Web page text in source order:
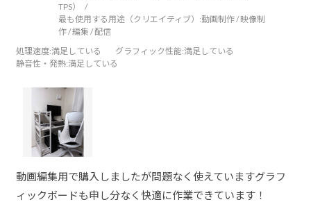
TPS）
最も使用する用途（クリエイティブ）:動画制作 / 映像制
作 / 編集 / 配信
処理速度:満足している グラフィック性能:満足している
静音性・発熱:満足している
動画編集用で購入しましたが問題なく使えていますグラフ
ィックボードも申し分なく快適に作業できています！